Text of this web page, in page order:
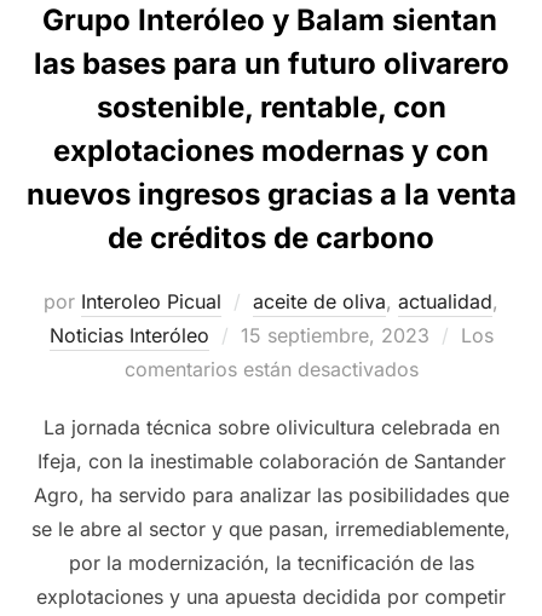
Grupo Interóleo y Balam sientan
las bases para un futuro olivarero
sostenible, rentable, con
explotaciones modernas y con
nuevos ingresos gracias a la venta
de créditos de carbono
por Interoleo Picual aceite de oliva, actualidad,
Noticias Interóleo
Publicado
el
15 septiembre, 2023
Los
comentarios están desactivados
La jornada técnica sobre olivicultura celebrada en
Ifeja, con la inestimable colaboración de Santander
Agro, ha servido para analizar las posibilidades que
se le abre al sector y que pasan, irremediablemente,
por la modernización, la tecnificación de las
explotaciones y una apuesta decidida por competir